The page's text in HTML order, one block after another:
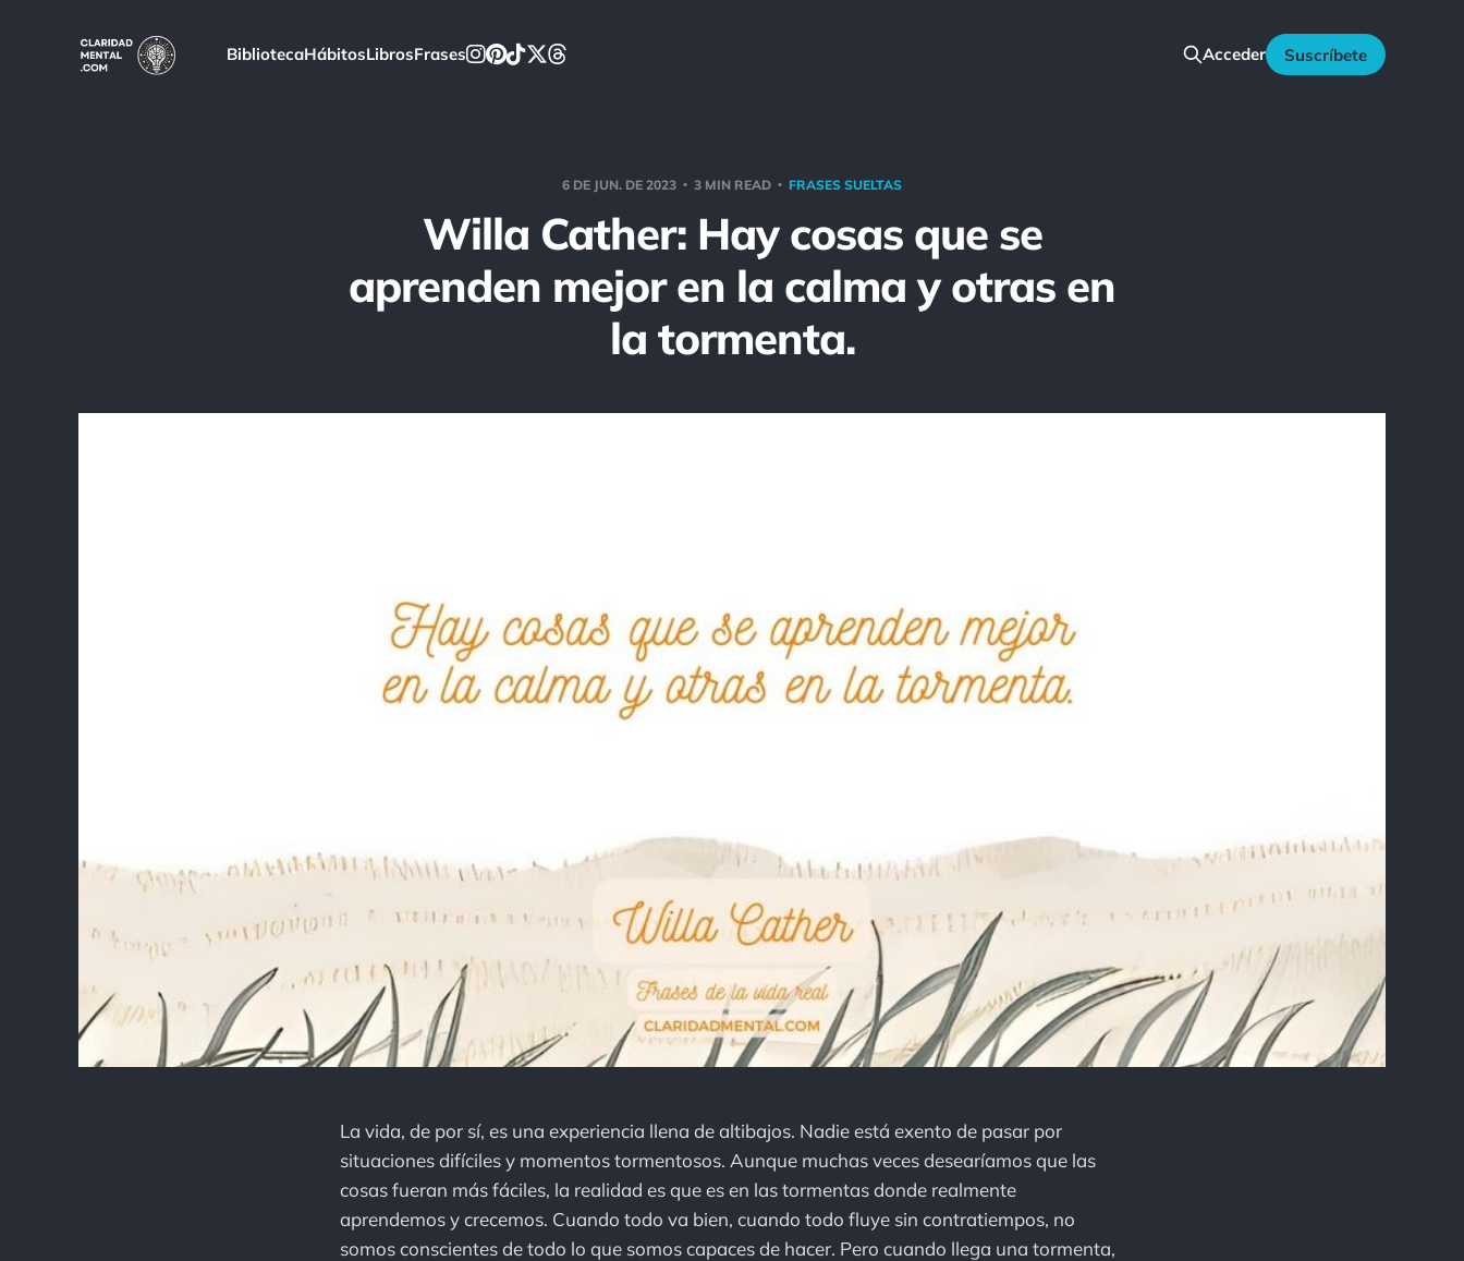
BibliotecaHábitosLibrosFrases Acceder Suscríbete
6 DE JUN. DE 2023 3 MIN READ FRASES SUELTAS
Willa Cather: Hay cosas que se
aprenden mejor en la calma y otras en
la tormenta.
La vida, de por sí, es una experiencia llena de altibajos. Nadie está exento de pasar por
situaciones difíciles y momentos tormentosos. Aunque muchas veces desearíamos que las
cosas fueran más fáciles, la realidad es que es en las tormentas donde realmente
aprendemos y crecemos. Cuando todo va bien, cuando todo fluye sin contratiempos, no
somos conscientes de todo lo que somos capaces de hacer. Pero cuando llega una tormenta,